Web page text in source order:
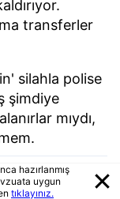
transferler
silahla polise
şimdiye
mıydı,
hazırlanmış
uygun
tıklayınız.